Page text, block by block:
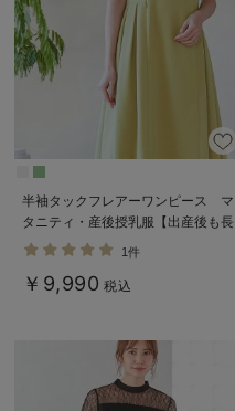
半袖タックフレアーワンピース マ
タニティ・産後授乳服【出産後も長
く使える】
1件
￥9,990 税込